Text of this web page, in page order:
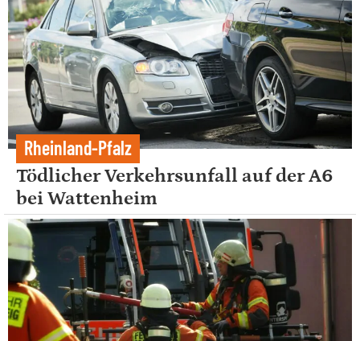
Rheinland-Pfalz
Tödlicher Verkehrsunfall auf der A6
bei Wattenheim